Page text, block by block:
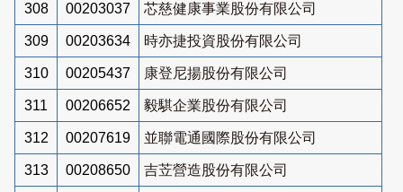
308 00203037 芯慈健康事業股份有限公司
309 00203634 時亦捷投資股份有限公司
310 00205437 康登尼揚股份有限公司
311 00206652 毅騏企業股份有限公司
312 00207619 並聯電通國際股份有限公司
313 00208650 吉苙營造股份有限公司